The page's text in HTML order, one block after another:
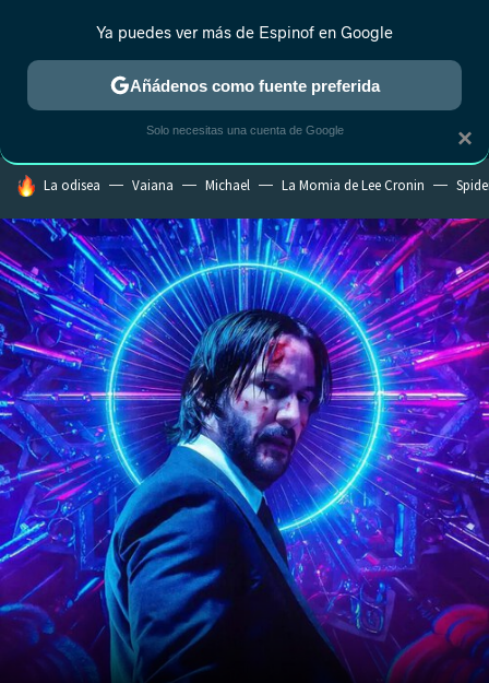
MENÚ NUEVO
ESTRENOS REALITY ANIME RANKINGS CINE
HOY SE HABLA DE
La odisea Vaiana Michael La Momia de Lee Cronin
×
Ya puedes ver más de Espinof en Google
Añádenos como fuente preferida
Solo necesitas una cuenta de Google